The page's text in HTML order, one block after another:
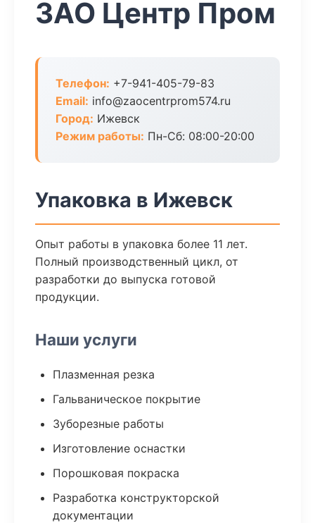
ЗАО Центр Пром
Телефон: +7-941-405-79-83
Email: info@zaocentrprom574.ru
Город: Ижевск
Режим работы: Пн-Сб: 08:00-20:00
Упаковка в Ижевск
Опыт работы в упаковка более 11 лет.
Полный производственный цикл, от
разработки до выпуска готовой
продукции.
Наши услуги
Плазменная резка
Гальваническое покрытие
Зуборезные работы
Изготовление оснастки
Порошковая покраска
Разработка конструкторской
документации